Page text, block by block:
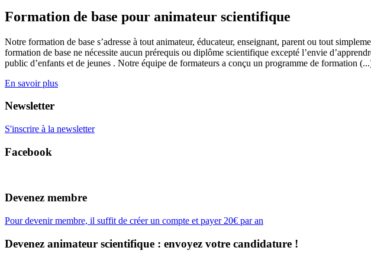
Formation de base pour animateur scientifique
Notre formation de base s’adresse à tout animateur, éducateur, enseignant, parent ou tout
formation de base ne nécessite aucun prérequis ou diplôme scientifique excepté l’envie
public d’enfants et de jeunes . Notre équipe de formateurs a conçu un programme de formation
En savoir plus
Newsletter
S'inscrire à la newsletter
Facebook
Devenez membre
Pour devenir membre, il suffit de créer un compte et payer 20€ par an
Devenez animateur scientifique : envoyez votre candidature !